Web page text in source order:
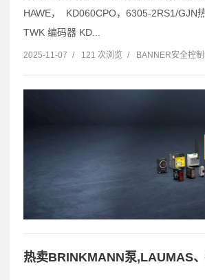
HAWE， KD060CPO，6305-2RS1/GJN
TWK 编码器 KD...
2025-11-07 / 121 次浏览 / BANNER安全控
热卖BRINKMANN泵,LAUMAS